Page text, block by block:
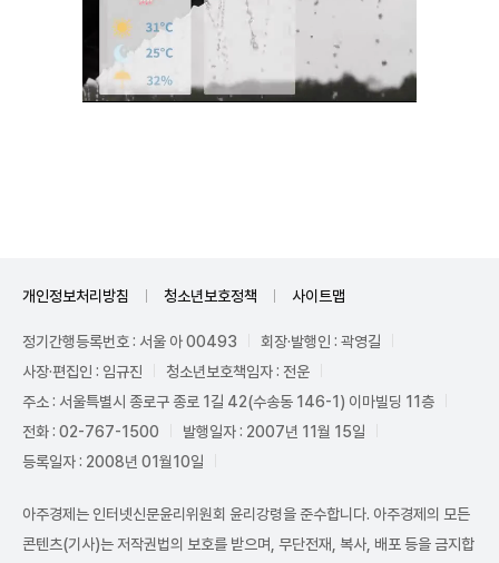
개인정보처리방침 청소년보호정책 사이트맵
정기간행등록번호 : 서울 아 00493
회장·발행인 : 곽영길
사장·편집인 : 임규진
청소년보호책임자 : 전운
주소 : 서울특별시 종로구 종로 1길 42(수송동 146-1) 이마빌딩 11층
전화 : 02-767-1500
발행일자 : 2007년 11월 15일
등록일자 : 2008년 01월10일
아주경제는 인터넷신문윤리위원회 윤리강령을 준수합니다. 아주경제의 모든
콘텐츠(기사)는 저작권법의 보호를 받으며, 무단전재, 복사, 배포 등을 금지합